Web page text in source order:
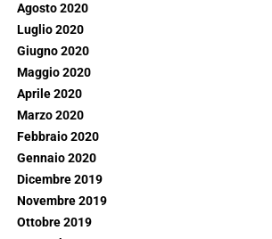
Agosto 2020
Luglio 2020
Giugno 2020
Maggio 2020
Aprile 2020
Marzo 2020
Febbraio 2020
Gennaio 2020
Dicembre 2019
Novembre 2019
Ottobre 2019